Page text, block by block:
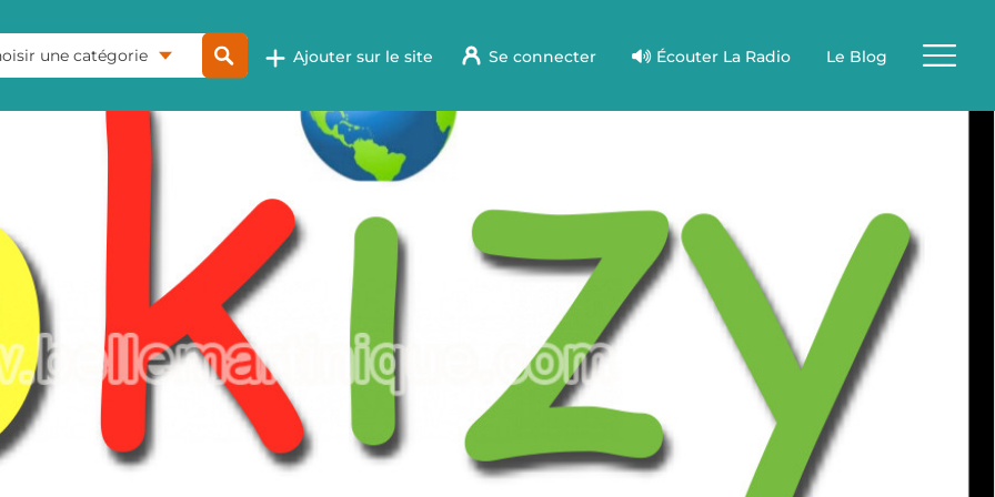
une catégorie Ajouter sur le site Se connecter Écouter La Radio Le Blog